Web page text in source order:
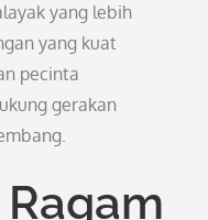
yang lebih
yang kuat
pecinta
gerakan